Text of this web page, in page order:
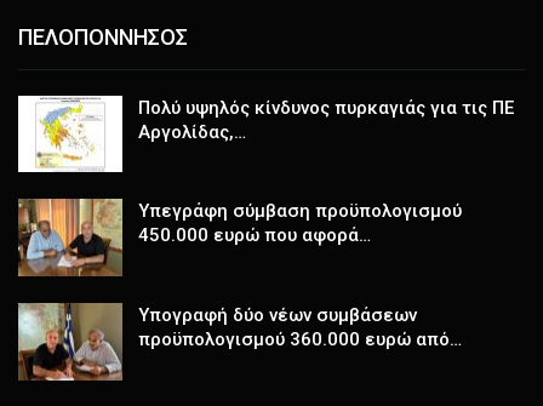
ΠΕΛΟΠΟΝΝΗΣΟΣ
Πολύ υψηλός κίνδυνος πυρκαγιάς για τις ΠΕ
Αργολίδας,…
Υπεγράφη σύμβαση προϋπολογισμού
450.000 ευρώ που αφορά…
Υπογραφή δύο νέων συμβάσεων
προϋπολογισμού 360.000 ευρώ από…